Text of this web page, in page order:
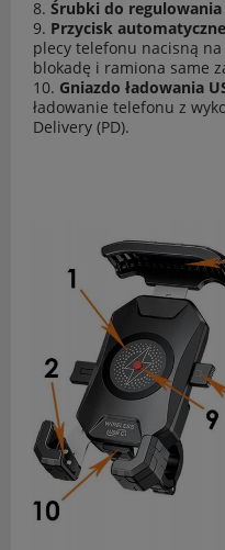
8. Śrubki do regulowania
9. Przycisk
plecy telefonu nacisną
blokadę i ramiona same
10. Gniazdo ładowania
ładowanie telefonu z
Delivery (PD).